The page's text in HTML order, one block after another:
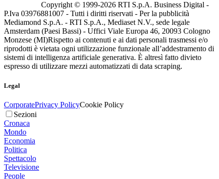
Copyright © 1999-2026 RTI S.p.A. Business Digital -
P.Iva 03976881007 - Tutti i diritti riservati - Per la pubblicità
Mediamond S.p.A. - RTI S.p.A., Mediaset N.V., sede legale
Amsterdam (Paesi Bassi) - Uffici Viale Europa 46, 20093 Cologno
Monzese (MI)Rispetto ai contenuti e ai dati personali trasmessi e/o
riprodotti è vietata ogni utilizzazione funzionale all’addestramento di
sistemi di intelligenza artificiale generativa. È altresì fatto divieto
espresso di utilizzare mezzi automatizzati di data scraping.
Legal
CorporatePrivacy PolicyCookie Policy
Sezioni
Cronaca
Mondo
Economia
Politica
Spettacolo
Televisione
People